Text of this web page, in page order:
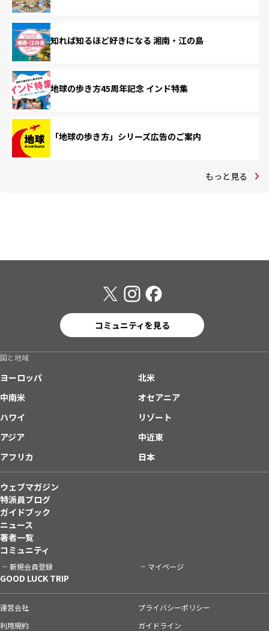
知れば知るほど好きになる 湘南・江の島
地球の歩き方45周年記念 インド特集
「地球の歩き方」シリーズ広告のご案内
もっと見る
コミュニティを見る
国と地域
ヨーロッパ
北米
中南米
オセアニア
ハワイ
リゾート
アジア
中近東
アフリカ
日本
ウェブマガジン
特派員ブログ
ガイドブック
ニュース
著者一覧
コミュニティ
新規会員登録 マイページ
GOOD LUCK TRIP
運営会社
プライバシーポリシー
利用規約
ガイドライン